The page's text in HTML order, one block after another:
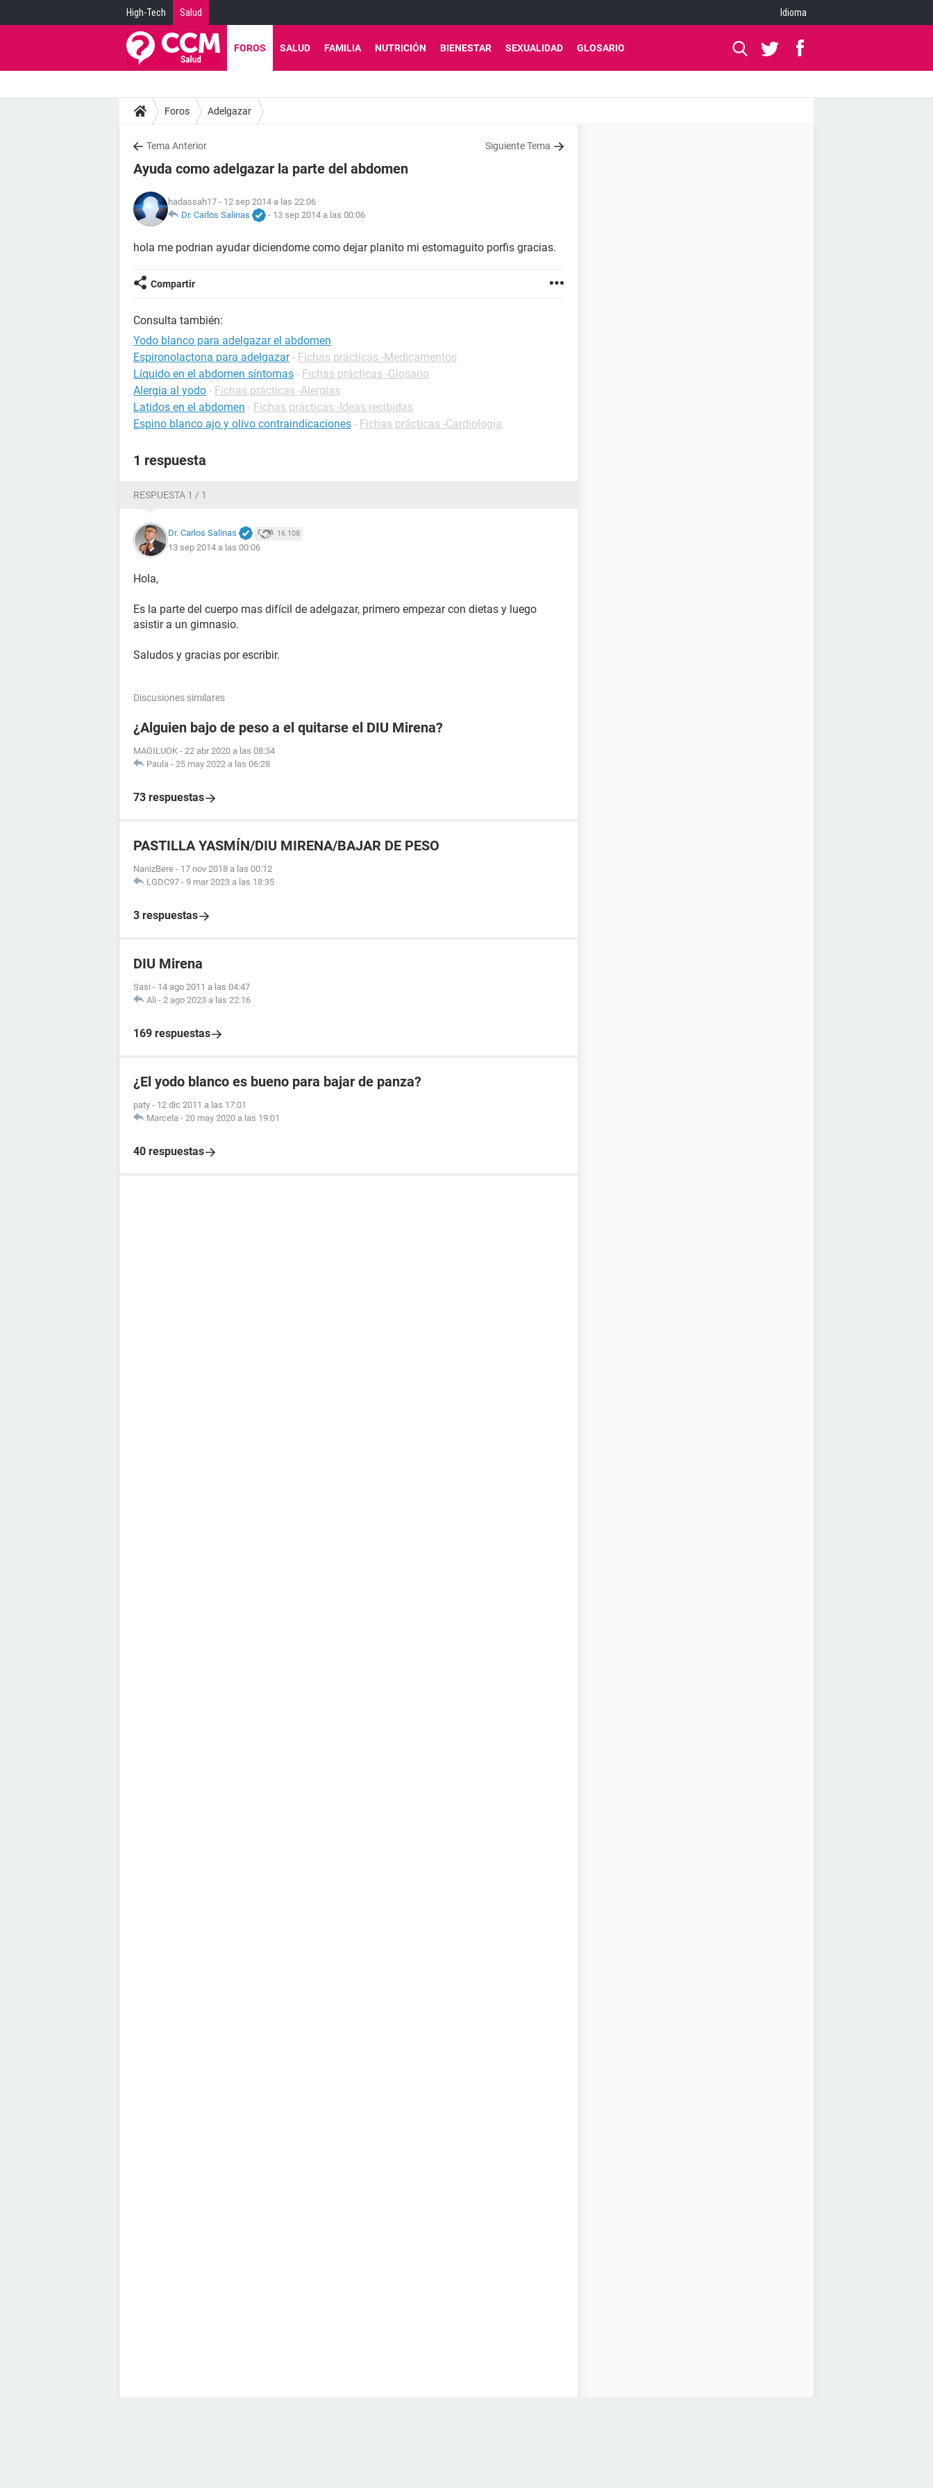
High-Tech Salud Idioma
FOROS SALUD FAMILIA NUTRICIÓN BIENESTAR SEXUALIDAD GLOSARIO
Foros Adelgazar
Tema Anterior Siguiente Tema
Ayuda como adelgazar la parte del abdomen
hadassah17 - 12 sep 2014 a las 22:06
Dr. Carlos Salinas
- 13 sep 2014 a las 00:06
hola me podrian ayudar diciendome como dejar planito mi estomaguito porfis gracias.
Compartir
Consulta también:
Yodo blanco para adelgazar el abdomen
Espironolactona para adelgazar - Fichas prácticas -Medicamentos
Líquido en el abdomen síntomas - Fichas prácticas -Glosario
Alergia al yodo - Fichas prácticas -Alergias
Latidos en el abdomen - Fichas prácticas -Ideas recibidas
Espino blanco ajo y olivo contraindicaciones - Fichas prácticas -Cardiología
1 respuesta
RESPUESTA 1 / 1
Dr. Carlos Salinas 16.108
13 sep 2014 a las 00:06
Hola,
Es la parte del cuerpo mas difícil de adelgazar, primero empezar con dietas y luego
asistir a un gimnasio.
Saludos y gracias por escribir.
Discusiones similares
¿Alguien bajo de peso a el quitarse el DIU Mirena?
MAGILUOK - 22 abr 2020 a las 08:34
Paula - 25 may 2022 a las 06:28
73 respuestas
PASTILLA YASMÍN/DIU MIRENA/BAJAR DE PESO
NanizBere - 17 nov 2018 a las 00:12
LGDC97 - 9 mar 2023 a las 18:35
3 respuestas
DIU Mirena
Sasi - 14 ago 2011 a las 04:47
Ali - 2 ago 2023 a las 22:16
169 respuestas
¿El yodo blanco es bueno para bajar de panza?
paty - 12 dic 2011 a las 17:01
Marcela - 20 may 2020 a las 19:01
40 respuestas